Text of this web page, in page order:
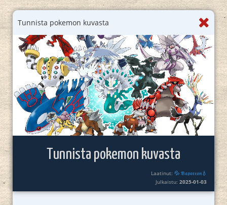
Tunnista pokemon kuvasta
Tunnista pokemon kuvasta
Laatinut:💦 𝔙𝔞𝔭𝔬𝔯𝔢𝔬𝔫💧
Julkaistu:2025-01-03